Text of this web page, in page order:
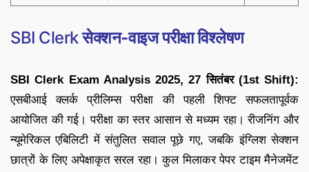
SBI Clerkसेक्शन-वाइज परीक्षा विश्लेषण
SBI Clerk Exam Analysis 2025, 27 सितंबर (1st Shift):
एसबीआई क्लर्क प्रीलिम्स परीक्षा की पहली शिफ्ट सफलतापूर्वक
आयोजित की गई। परीक्षा का स्तर आसान से मध्यम रहा। रीजनिंग और
न्यूमेरिकल एबिलिटी में संतुलित सवाल पूछे गए, जबकि इंग्लिश सेक्शन
छात्रों के लिए अपेक्षाकृत सरल रहा। कुल मिलाकर पेपर टाइम मैनेजमेंट